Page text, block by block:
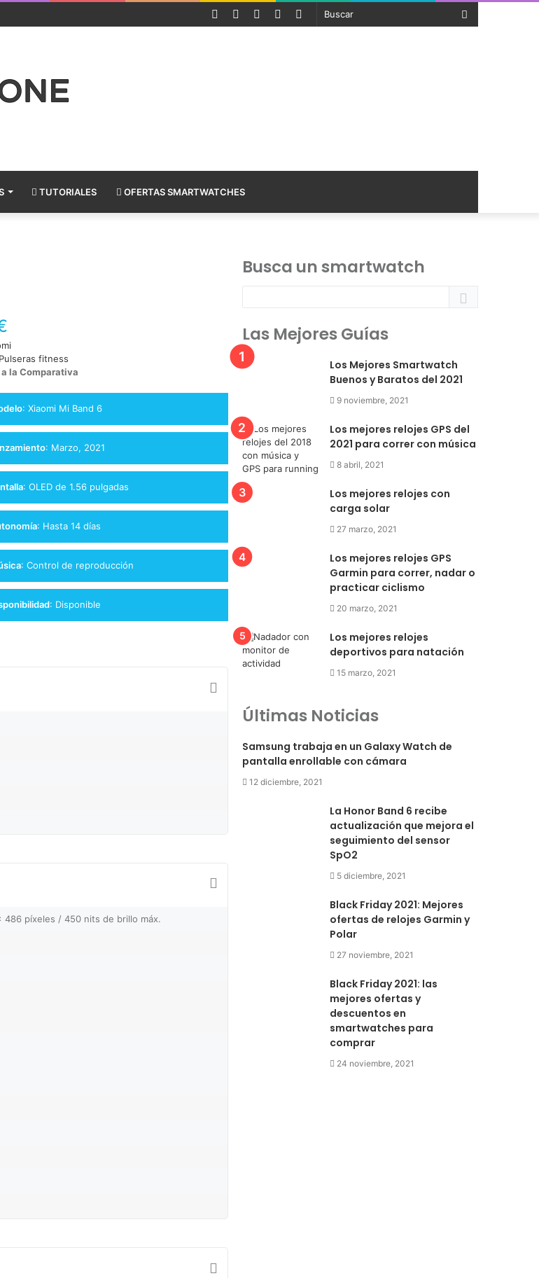
Telegram
Pinterest
Twitter
Facebook
RSS
TUTORIALES OFERTAS SMARTWATCHES
Pulseras fitness
la Comparativa
: Xiaomi Mi Band 6
: Marzo, 2021
: OLED de 1.56 pulgadas
: Hasta 14 días
: Control de reproducción
: Disponible
486 píxeles / 450 nits de brillo máx.
Busca un smartwatch
Las Mejores Guías
Los Mejores Smartwatch
Buenos y Baratos del 2021
9 noviembre, 2021
Los mejores relojes GPS del
2021 para correr con música
8 abril, 2021
Los mejores relojes con
carga solar
27 marzo, 2021
Los mejores relojes GPS
Garmin para correr, nadar o
practicar ciclismo
20 marzo, 2021
Los mejores relojes
deportivos para natación
15 marzo, 2021
Últimas Noticias
Samsung trabaja en un Galaxy Watch de
pantalla enrollable con cámara
12 diciembre, 2021
La Honor Band 6 recibe
actualización que mejora el
seguimiento del sensor
SpO2
5 diciembre, 2021
Black Friday 2021: Mejores
ofertas de relojes Garmin y
Polar
27 noviembre, 2021
Black Friday 2021: las
mejores ofertas y
descuentos en
smartwatches para
comprar
24 noviembre, 2021